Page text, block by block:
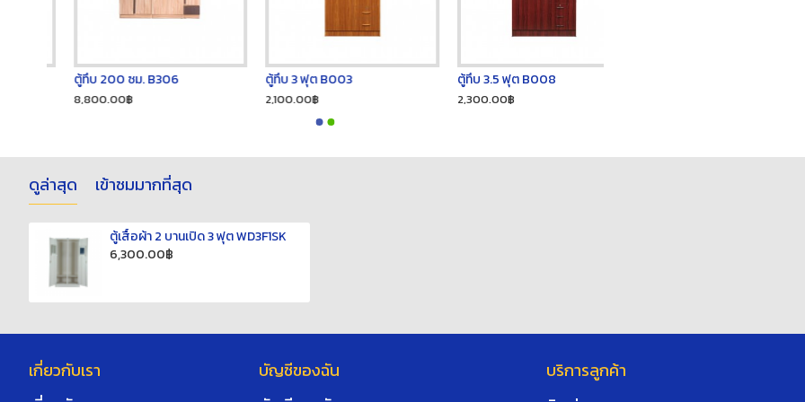
ตู้ทึบ 200 ซม. B306
8,800.00฿
ตู้ทึบ 3 ฟุต B003
2,100.00฿
ตู้ทึบ 3.5 ฟุต B008
2,300.00฿
ดูล่าสุด เข้าชมมากที่สุด
ตู้เสื้อผ้า 2 บานเปิด 3 ฟุต WD3F1SK
6,300.00฿
เกี่ยวกับเรา
บัญชีของฉัน
บริการลูกค้า